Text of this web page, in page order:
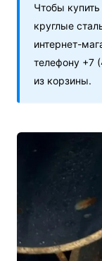
Чтобы
круглые
интернет-
телефону +7
из корзины.